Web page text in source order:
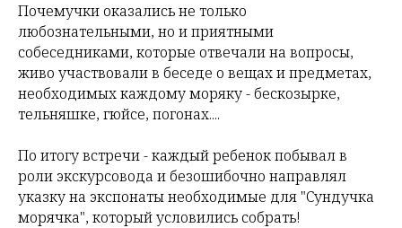
Почемучки оказались не только
любознательными, но и приятными
собеседниками, которые отвечали на вопросы,
живо участвовали в беседе о вещах и предметах,
необходимых каждому моряку - бескозырке,
тельняшке, гюйсе, погонах....
По итогу встречи - каждый ребенок побывал в
роли экскурсовода и безошибочно направлял
указку на экспонаты необходимые для "Сундучка
морячка", который условились собрать!